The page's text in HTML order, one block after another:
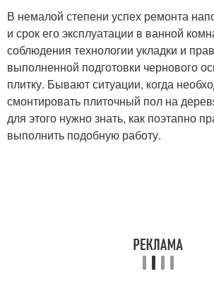
В немалой степени успех ремонта
и срок его эксплуатации в ванной
соблюдения технологии укладки и
выполненной подготовки чернового
плитку. Бывают ситуации, когда
смонтировать плиточный пол на
для этого нужно знать, как поэтапно
выполнить подобную работу.